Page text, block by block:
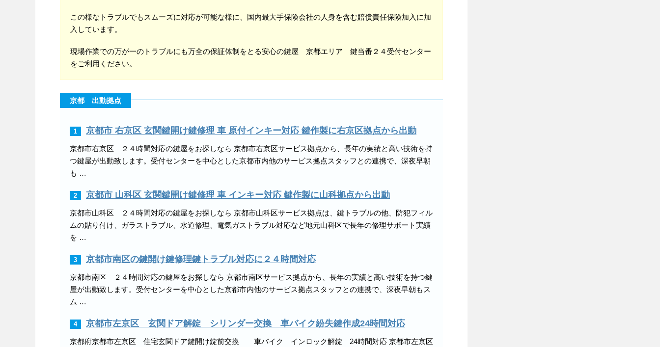
この様なトラブルでもスムーズに対応が可能な様に、国内最大手保険会社の人身を含む賠償責任保険加入に加
入しています。
現場作業での万が一のトラブルにも万全の保証体制をとる安心の鍵屋 京都エリア 鍵当番２４受付センター
をご利用ください。
京都 出動拠点
1 京都市 右京区 玄関鍵開け鍵修理 車 原付インキー対応 鍵作製に右京区拠点から出動
京都市右京区 ２４時間対応の鍵屋をお探しなら 京都市右京区サービス拠点から、長年の実績と高い技術を持
つ鍵屋が出動致します。受付センターを中心とした京都市内他のサービス拠点スタッフとの連携で、深夜早朝
も …
2 京都市 山科区 玄関鍵開け鍵修理 車 インキー対応 鍵作製に山科拠点から出動
京都市山科区 ２４時間対応の鍵屋をお探しなら 京都市山科区サービス拠点は、鍵トラブルの他、防犯フィル
ムの貼り付け、ガラストラブル、水道修理、電気ガストラブル対応など地元山科区で長年の修理サポート実績
を …
3 京都市南区の鍵開け鍵修理鍵トラブル対応に２４時間対応
京都市南区 ２４時間対応の鍵屋をお探しなら 京都市南区サービス拠点から、長年の実績と高い技術を持つ鍵
屋が出動致します。受付センターを中心とした京都市内他のサービス拠点スタッフとの連携で、深夜早朝もス
ム …
4 京都市左京区 玄関ドア解錠 シリンダー交換 車バイク紛失鍵作成24時間対応
京都府京都市左京区 住宅玄関ドア鍵開け錠前交換 車バイク インロック解錠 24時間対応 京都市左京区